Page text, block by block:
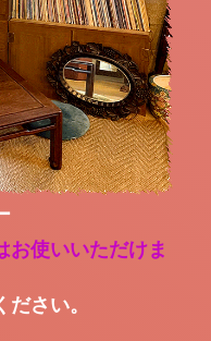
使いいただけま
さい。